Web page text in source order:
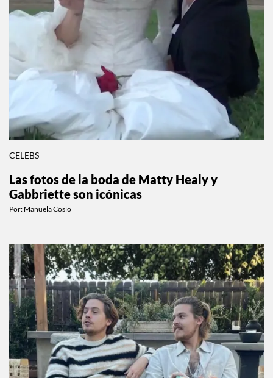
CELEBS
Las fotos de la boda de Matty Healy y
Gabbriette son icónicas
Por: Manuela Cosío